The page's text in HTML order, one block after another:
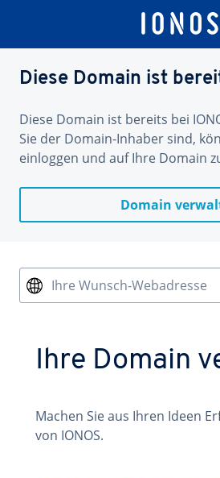
Diese Domain ist
Diese Domain ist bereits bei
Sie der Domain-Inhaber sind,
einloggen und auf Ihre Domain
Domain
Ihre Wunsch-Webadresse
Ihre Domain
Machen Sie aus Ihren Ideen
von IONOS.